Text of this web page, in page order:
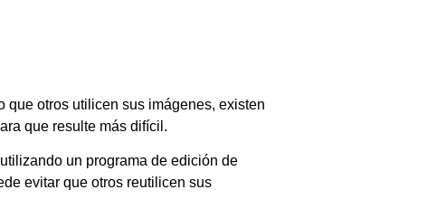
otros utilicen sus imágenes, existen
que resulte más difícil.
un programa de edición de
evitar que otros reutilicen sus